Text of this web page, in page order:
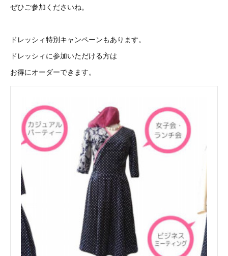
ぜひご参加くださいね。
ドレッシィ特別キャンペーンもあります。
ドレッシィに参加いただける方は
お得にオーダーできます。